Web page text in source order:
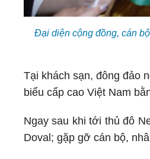
Đại diện cộng đồng, cán
Tại khách sạn, đông đảo
biểu cấp cao Việt Nam
Ngay sau khi tới thủ đô
Doval; gặp gỡ cán bộ,